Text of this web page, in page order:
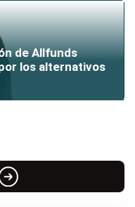
de Allfunds
los alternativos